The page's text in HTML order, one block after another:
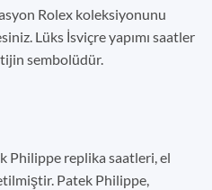
Rolex koleksiyonunu
Lüks İsviçre yapımı saatler
sembolüdür.
Philippe replika saatleri, el
Patek Philippe,